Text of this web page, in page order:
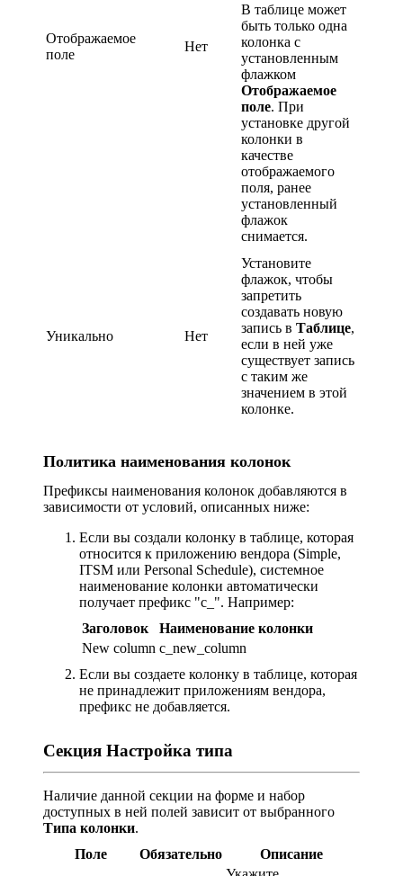
Отображаемое
поле
Нет
В таблице может
быть только одна
колонка с
установленным
флажком
Отображаемое
поле. При
установке другой
колонки в
качестве
отображаемого
поля, ранее
установленный
флажок
снимается.
Уникально Нет
Установите
флажок, чтобы
запретить
создавать новую
запись в Таблице,
если в ней уже
существует запись
с таким же
значением в этой
колонке.
Политика наименования колонок
Префиксы наименования колонок добавляются в
зависимости от условий, описанных ниже:
Если вы создали колонку в таблице, которая
относится к приложению вендора (Simple,
ITSM или Personal Schedule), системное
наименование колонки автоматически
получает префикс "с_". Например:
Заголовок
Наименование колонки
New column c_new_column
Если вы создаете колонку в таблице, которая
не принадлежит приложениям вендора,
префикс не добавляется.
Секция Настройка типа
Наличие данной секции на форме и набор
доступных в ней полей зависит от выбранного
Типа колонки.
Поле
Обязательно
Описание